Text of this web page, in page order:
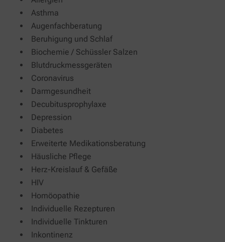
Asthma
Augenfachberatung
Beruhigung und Schlaf
Biochemie / Schüssler Salzen
Blutdruckmessgeräten
Coronavirus
Darmgesundheit
Decubitusprophylaxe
Depression
Diabetes
Erweiterte Medikationsberatung
Häusliche Pflege
Herz-Kreislauf & Gefäße
HIV
Homöopathie
Individuelle Rezepturen
Individuelle Tinkturen
Inkontinenz